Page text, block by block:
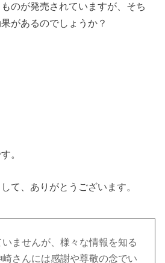
のが発売されていますが、そち
があるのでしょうか？
。
て、ありがとうございます。
ませんが、様々な情報を知る
さんには感謝や尊敬の念でい